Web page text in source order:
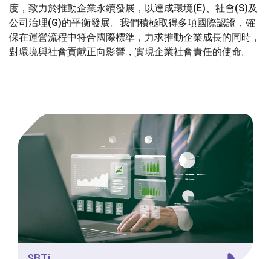
度，致力於推動企業永續發展，以達成環境(E)、社會(S)及
公司治理(G)的平衡發展。我們積極取得多項國際認證，確
保在運營流程中符合國際標準，力求推動企業成長的同時，
對環境與社會貢獻正向影響，實現企業社會責任的使命。